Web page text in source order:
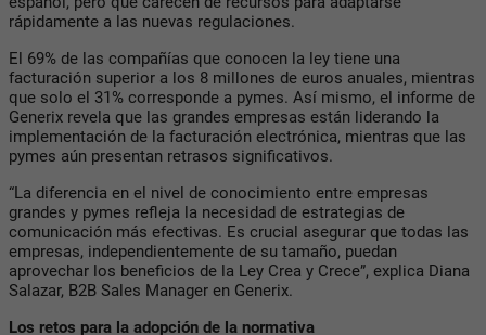
rápidamente a las nuevas regulaciones.
El 69% de las compañías que conocen la ley tiene una
facturación superior a los 8 millones de euros anuales, mientras
que solo el 31% corresponde a pymes. Así mismo, el informe de
Generix revela que las grandes empresas están liderando la
implementación de la facturación electrónica, mientras que las
pymes aún presentan retrasos significativos.
“La diferencia en el nivel de conocimiento entre empresas
grandes y pymes refleja la necesidad de estrategias de
comunicación más efectivas. Es crucial asegurar que todas las
empresas, independientemente de su tamaño, puedan
aprovechar los beneficios de la Ley Crea y Crece”, explica Diana
Salazar, B2B Sales Manager en Generix.
Los retos para la adopción de la normativa